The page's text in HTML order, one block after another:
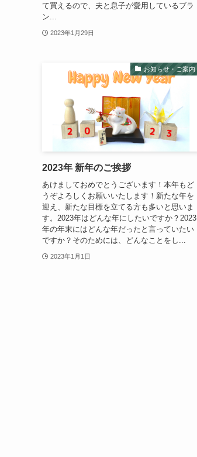
て買えるので、夫と息子が愛用しているブラ
ン...
2023年1月29日
お知らせ・ご案内
2023年 新年のご挨拶
あけましておめでとうございます！本年もど
うぞよろしくお願いいたします！新たな年を
迎え、新たな目標を立てる方も多いと思いま
す。2023年はどんな年にしたいですか？2023
年の年末にはどんな年だったと言っていたい
ですか？そのためには、どんなことをし...
2023年1月1日